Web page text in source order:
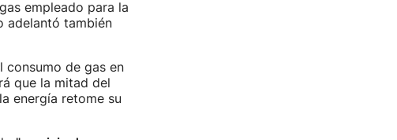
empleado para la
adelantó también
consumo de gas en
que la mitad del
energía retome su